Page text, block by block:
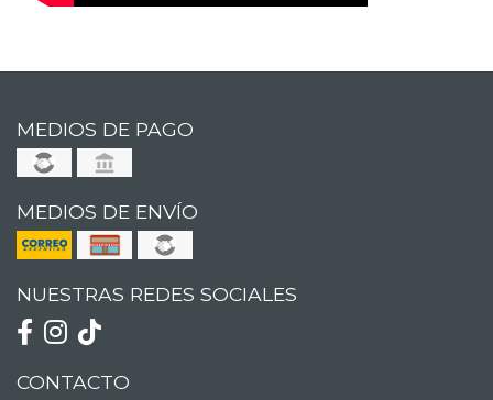
MEDIOS DE PAGO
MEDIOS DE ENVÍO
NUESTRAS REDES SOCIALES
CONTACTO